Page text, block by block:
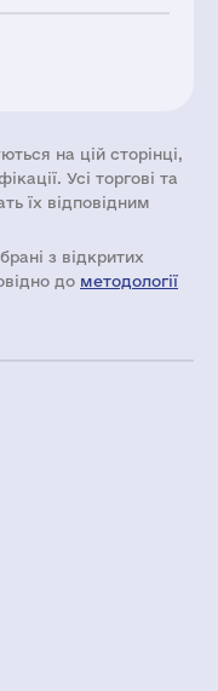
на цій сторінці,
Усі торгові та
їх відповідним
з відкритих
до методології